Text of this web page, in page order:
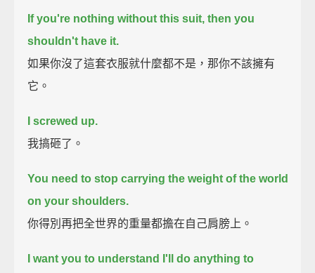
If you're nothing without this suit, then you
shouldn't have it.
如果你沒了這套衣服就什麼都不是，那你不該擁有
它。
I screwed up.
我搞砸了。
You need to stop carrying the weight of the world
on your shoulders.
你得別再把全世界的重量都擔在自己肩膀上。
I want you to understand I'll do anything to